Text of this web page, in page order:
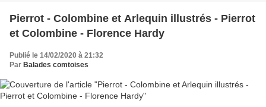
Pierrot - Colombine et Arlequin illustrés - Pierrot
et Colombine - Florence Hardy
Publié le 14/02/2020 à 21:32
Par Balades comtoises